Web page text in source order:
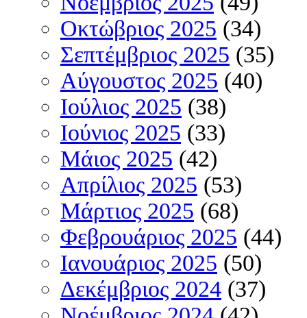
Οκτώβριος 2025 (34)
Σεπτέμβριος 2025 (35)
Αύγουστος 2025 (40)
Ιούλιος 2025 (38)
Ιούνιος 2025 (33)
Μάιος 2025 (42)
Απρίλιος 2025 (53)
Μάρτιος 2025 (68)
Φεβρουάριος 2025 (44)
Ιανουάριος 2025 (50)
Δεκέμβριος 2024 (37)